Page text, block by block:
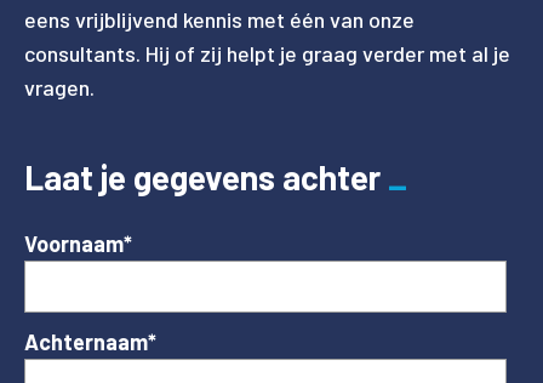
eens vrijblijvend kennis met één van onze
consultants. Hij of zij helpt je graag verder met al je
vragen.
Laat je gegevens achter
Voornaam*
Achternaam*